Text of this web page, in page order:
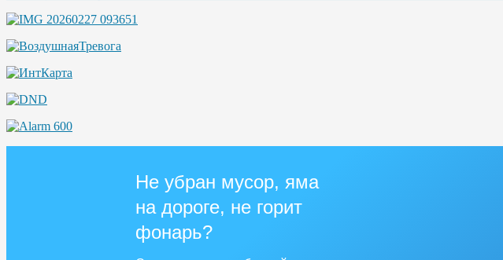
Не убран мусор, яма
на дороге, не горит
фонарь?